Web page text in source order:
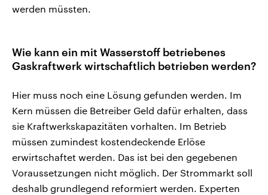
werden müssten.
Wie kann ein mit Wasserstoff betriebenes
Gaskraftwerk wirtschaftlich betrieben werden?
Hier muss noch eine Lösung gefunden werden. Im
Kern müssen die Betreiber Geld dafür erhalten, dass
sie Kraftwerkskapazitäten vorhalten. Im Betrieb
müssen zumindest kostendeckende Erlöse
erwirtschaftet werden. Das ist bei den gegebenen
Voraussetzungen nicht möglich. Der Strommarkt soll
deshalb grundlegend reformiert werden. Experten